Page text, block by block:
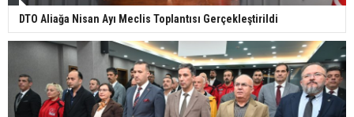
DTO Aliağa Nisan Ayı Meclis Toplantısı Gerçekleştirildi